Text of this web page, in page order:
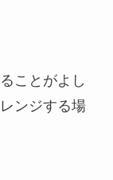
ことがよし
ンジする場